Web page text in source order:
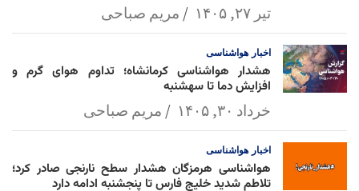
تیر ۲۷, ۱۴۰۵ مریم صباحی
اخبار هواشناسی
هشدار هواشناسی کرمانشاه؛ تداوم هوای گرم و
افزایش دما تا سهشنبه
خرداد ۳۰, ۱۴۰۵ مریم صباحی
اخبار هواشناسی
هواشناسی هرمزگان هشدار سطح نارنجی صادر کرد؛
تلاطم شدید خلیج فارس تا پنجشنبه ادامه دارد